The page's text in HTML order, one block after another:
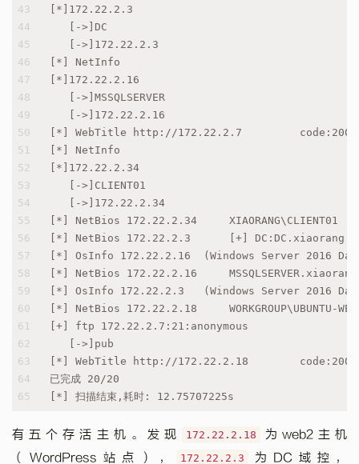
43
44
45
46
47
48
49
50
51
52
53
54
55
56
57
58
59
60
61
62
63
64
65
[*]172.22.2.3
   [->]DC
   [->]172.22.2.3
[*] NetInfo
[*]172.22.2.16
   [->]MSSQLSERVER
   [->]172.22.2.16
[*] WebTitle http://172.22.2.7         code:200
[*] NetInfo
[*]172.22.2.34
   [->]CLIENT01
   [->]172.22.2.34
[*] NetBios 172.22.2.34
[*] NetBios 172.22.2.3      [+]
[*] OsInfo 172.22.2.16  (Windows Server 2016
[*] NetBios 172.22.2.16
[*] OsInfo 172.22.2.3   (Windows Server 2016
[*] NetBios 172.22.2.18
[+] ftp 172.22.2.7:21:anonymous
   [->]pub
[*] WebTitle http://172.22.2.18        code:200
已完成 20/20
[*] 扫描结束,耗时: 12.75707225s
有五个存活主机。发现 172.22.2.18
为web2主机
（WordPress站点），
172.22.2.3 为DC域控，